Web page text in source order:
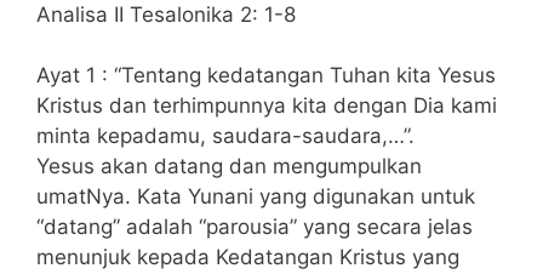
Analisa II Tesalonika 2: 1-8
Ayat 1 : “Tentang kedatangan Tuhan kita Yesus
Kristus dan terhimpunnya kita dengan Dia kami
minta kepadamu, saudara-saudara,…”.
Yesus akan datang dan mengumpulkan
umatNya. Kata Yunani yang digunakan untuk
“datang” adalah “parousia” yang secara jelas
menunjuk kepada Kedatangan Kristus yang